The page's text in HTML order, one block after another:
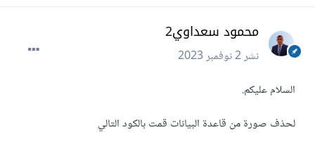
محمود سعداوي2
نشر2 نوفمبر 2023
السلام عليكم.
لحذف صورة من قاعدة البيانات قمت بالكود التالي